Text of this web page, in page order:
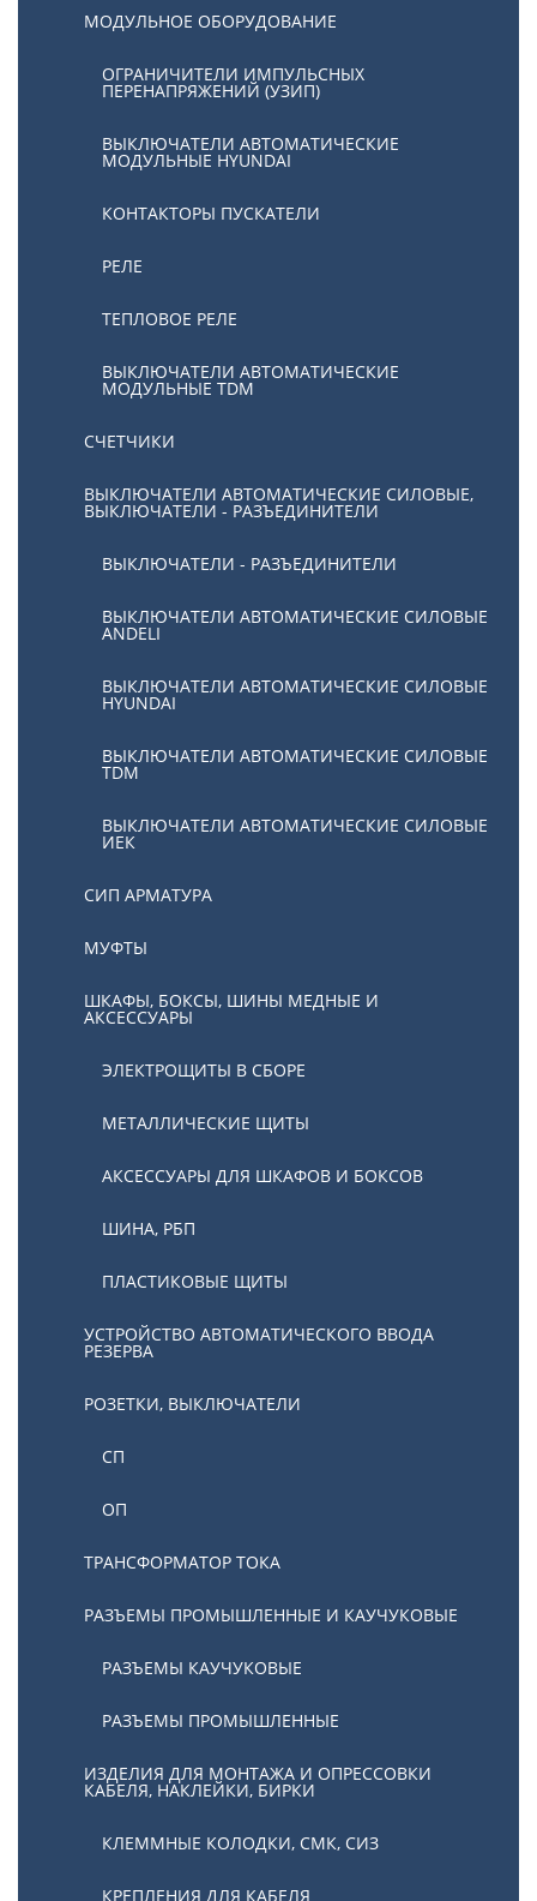
МОДУЛЬНОЕ ОБОРУДОВАНИЕ
ОГРАНИЧИТЕЛИ ИМПУЛЬСНЫХ
ПЕРЕНАПРЯЖЕНИЙ (УЗИП)
ВЫКЛЮЧАТЕЛИ АВТОМАТИЧЕСКИЕ
МОДУЛЬНЫЕ HYUNDAI
КОНТАКТОРЫ ПУСКАТЕЛИ
РЕЛЕ
ТЕПЛОВОЕ РЕЛЕ
ВЫКЛЮЧАТЕЛИ АВТОМАТИЧЕСКИЕ
МОДУЛЬНЫЕ TDM
СЧЕТЧИКИ
ВЫКЛЮЧАТЕЛИ АВТОМАТИЧЕСКИЕ СИЛОВЫЕ,
ВЫКЛЮЧАТЕЛИ - РАЗЪЕДИНИТЕЛИ
ВЫКЛЮЧАТЕЛИ - РАЗЪЕДИНИТЕЛИ
ВЫКЛЮЧАТЕЛИ АВТОМАТИЧЕСКИЕ СИЛОВЫЕ
ANDELI
ВЫКЛЮЧАТЕЛИ АВТОМАТИЧЕСКИЕ СИЛОВЫЕ
HYUNDAI
ВЫКЛЮЧАТЕЛИ АВТОМАТИЧЕСКИЕ СИЛОВЫЕ
TDM
ВЫКЛЮЧАТЕЛИ АВТОМАТИЧЕСКИЕ СИЛОВЫЕ
ИЕК
СИП АРМАТУРА
МУФТЫ
ШКАФЫ, БОКСЫ, ШИНЫ МЕДНЫЕ И
АКСЕССУАРЫ
ЭЛЕКТРОЩИТЫ В СБОРЕ
МЕТАЛЛИЧЕСКИЕ ЩИТЫ
АКСЕССУАРЫ ДЛЯ ШКАФОВ И БОКСОВ
ШИНА, РБП
ПЛАСТИКОВЫЕ ЩИТЫ
УСТРОЙСТВО АВТОМАТИЧЕСКОГО ВВОДА
РЕЗЕРВА
РОЗЕТКИ, ВЫКЛЮЧАТЕЛИ
СП
ОП
ТРАНСФОРМАТОР ТОКА
РАЗЪЕМЫ ПРОМЫШЛЕННЫЕ И КАУЧУКОВЫЕ
РАЗЪЕМЫ КАУЧУКОВЫЕ
РАЗЪЕМЫ ПРОМЫШЛЕННЫЕ
ИЗДЕЛИЯ ДЛЯ МОНТАЖА И ОПРЕССОВКИ
КАБЕЛЯ, НАКЛЕЙКИ, БИРКИ
КЛЕММНЫЕ КОЛОДКИ, СМК, СИЗ
КРЕПЛЕНИЯ ДЛЯ КАБЕЛЯ